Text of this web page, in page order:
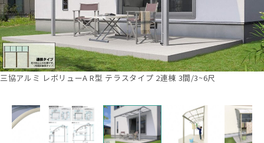
三協アルミ レボリューA R型 テラスタイプ 2連棟 3間/3~6尺